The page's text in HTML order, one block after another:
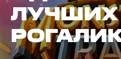
ЛУЧШИХ